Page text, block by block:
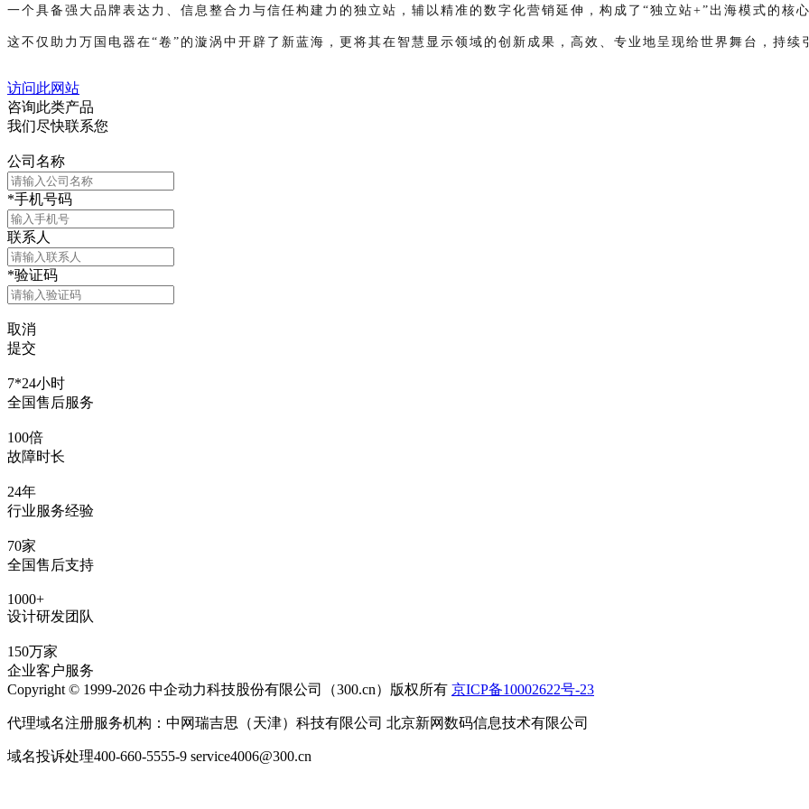
一个具备强大品牌表达力、信息整合力与信任构建力的独立站，辅以精准的数字化营销延伸，构成了“独立站+”出海模式的核心
这不仅助力万国电器在“卷”的漩涡中开辟了新蓝海，更将其在智慧显示领域的创新成果，高效、专业地呈现给世界舞台，持续
访问此网站
咨询此类产品
我们尽快联系您
公司名称
*手机号码
联系人
*验证码
取消
提交
7*24小时
全国售后服务
100倍
故障时长
24年
行业服务经验
70家
全国售后支持
1000+
设计研发团队
150万家
企业客户服务
Copyright © 1999-2026 中企动力科技股份有限公司（300.cn）版权所有 京ICP备10002622号-23
代理域名注册服务机构：中网瑞吉思（天津）科技有限公司 北京新网数码信息技术有限公司
域名投诉处理400-660-5555-9 service4006@300.cn